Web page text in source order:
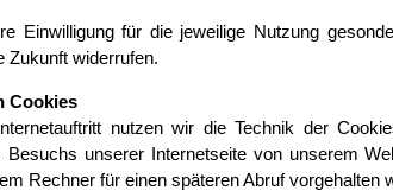
Einwilligung für die jeweilige Nutzung
Zukunft widerrufen.
Cookies
nutzen wir die Technik der
Besuchs unserer Internetseite von unserem
Rechner für einen späteren Abruf vorgehalten